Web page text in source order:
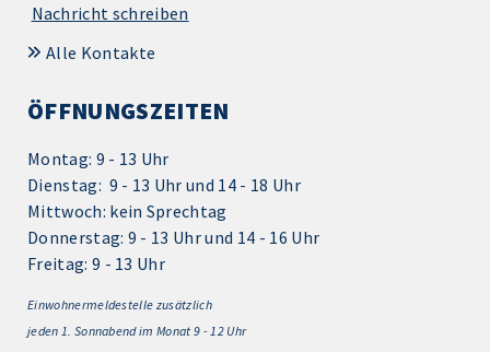
Nachricht schreiben
Alle Kontakte
ÖFFNUNGSZEITEN
Montag: 9 - 13 Uhr
Dienstag: 9 - 13 Uhr und 14 - 18 Uhr
Mittwoch: kein Sprechtag
Donnerstag: 9 - 13 Uhr und 14 - 16 Uhr
Freitag: 9 - 13 Uhr
Einwohnermeldestelle zusätzlich
jeden 1. Sonnabend im Monat 9 - 12 Uhr